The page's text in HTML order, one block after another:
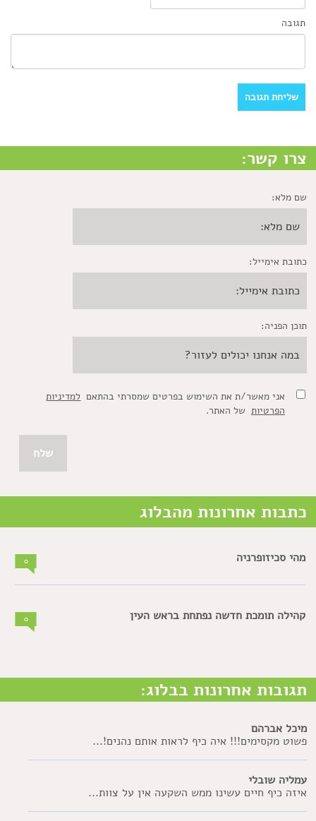
תגובה
צרו קשר:
שם מלא:
כתובת אימייל:
תוכן הפניה:
אני מאשר/ת את השימוש בפרטים שמסרתי בהתאם למדיניות
הפרטיותשל האתר.
כתבות אחרונות מהבלוג
מהי סכיזופרניה
קהילה תומכת חדשה נפתחת בראש העין
תגובות אחרונות בבלוג:
מיכל אברהם
פשוט מקסימים!!! איה כיף לראות אותם נהנים!...
עמליה שובלי
איזה כיף חיים עשינו ממש השקעה אין על צוות...